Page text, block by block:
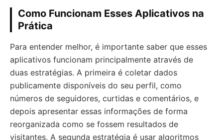
Como Funcionam Esses Aplicativos na
Prática
Para entender melhor, é importante saber que esses
aplicativos funcionam principalmente através de
duas estratégias. A primeira é coletar dados
publicamente disponíveis do seu perfil, como
números de seguidores, curtidas e comentários, e
depois apresentar essas informações de forma
reorganizada como se fossem resultados de
visitantes. A segunda estratégia é usar algoritmos